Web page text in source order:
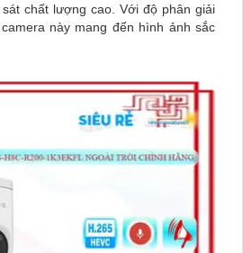
chất lượng cao. Với độ phân giải
này mang đến hình ảnh sắc